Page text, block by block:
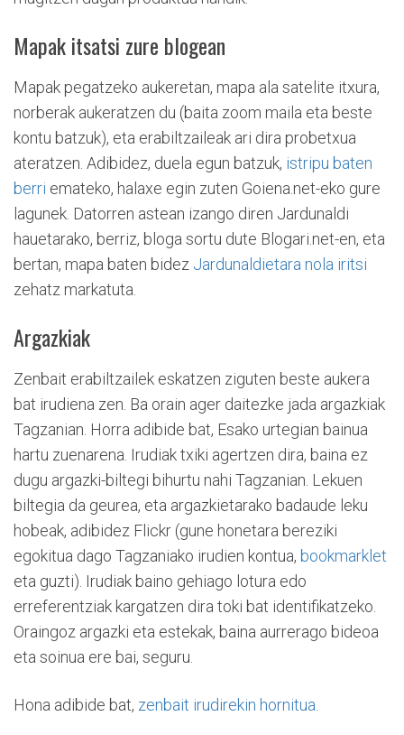
Mapak itsatsi zure blogean
Mapak pegatzeko aukeretan, mapa ala satelite itxura,
norberak aukeratzen du (baita zoom maila eta beste
kontu batzuk), eta erabiltzaileak ari dira probetxua
ateratzen. Adibidez, duela egun batzuk, istripu baten
berri emateko, halaxe egin zuten Goiena.net-eko gure
lagunek. Datorren astean izango diren Jardunaldi
hauetarako, berriz, bloga sortu dute Blogari.net-en, eta
bertan, mapa baten bidez Jardunaldietara nola iritsi
zehatz markatuta.
Argazkiak
Zenbait erabiltzailek eskatzen ziguten beste aukera
bat irudiena zen. Ba orain ager daitezke jada argazkiak
Tagzanian. Horra adibide bat, Esako urtegian bainua
hartu zuenarena. Irudiak txiki agertzen dira, baina ez
dugu argazki-biltegi bihurtu nahi Tagzanian. Lekuen
biltegia da geurea, eta argazkietarako badaude leku
hobeak, adibidez Flickr (gune honetara bereziki
egokitua dago Tagzaniako irudien kontua, bookmarklet
eta guzti). Irudiak baino gehiago lotura edo
erreferentziak kargatzen dira toki bat identifikatzeko.
Oraingoz argazki eta estekak, baina aurrerago bideoa
eta soinua ere bai, seguru.
Hona adibide bat, zenbait irudirekin hornitua.